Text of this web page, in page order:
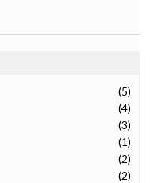
(5)
(4)
(3)
(1)
(2)
(2)